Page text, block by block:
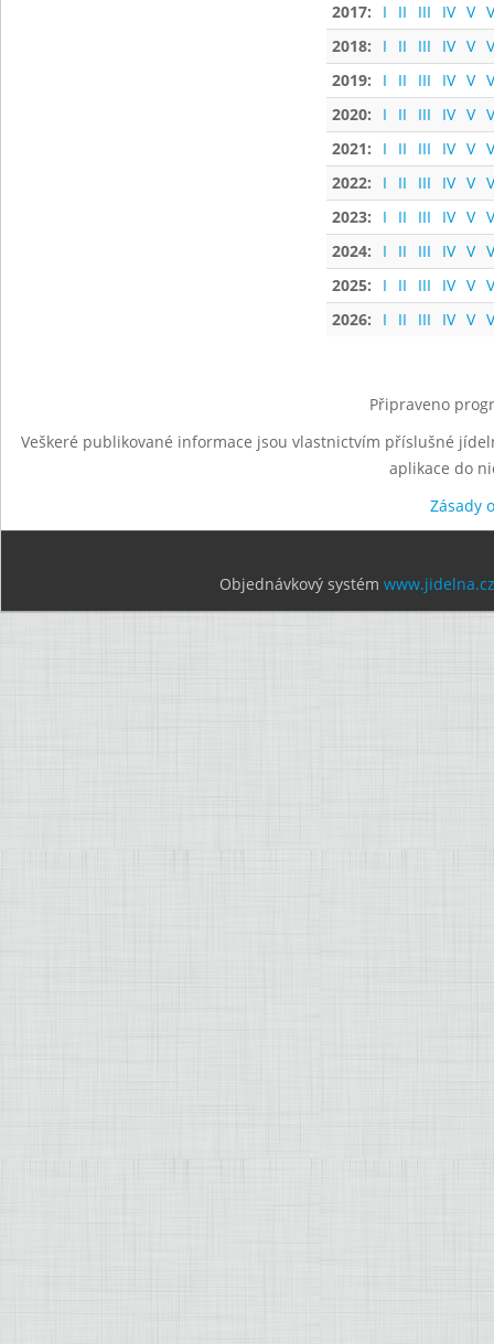
2017:
I II III IV V
2018:
I II III IV V
2019:
I II III IV V
2020:
I II III IV V
2021:
I II III IV V
2022:
I II III IV V
2023:
I II III IV V
2024:
I II III IV V
2025:
I II III IV V
2026:
I II III IV V
Připraveno
Veškeré publikované informace jsou vlastnictvím příslušné
aplikace do
Zásady
Objednávkový systém www.jidelna.cz